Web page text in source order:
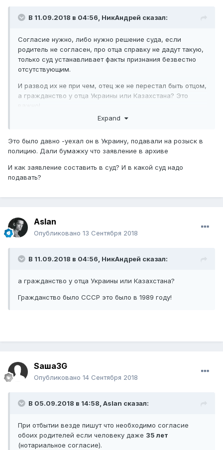
В 11.09.2018 в 04:56, НикАндрей сказал:
Согласие нужно, либо нужно решение суда, если
родитель не согласен, про отца справку не дадут такую,
только суд устанавливает факты признания безвестно
отсутствующим.
И развод их не при чем, отец же не перестал быть отцом,
а гражданство у отца Украины или Казахстана? Это
ажно!
Expand
Это было давно -уехал он в Украину, подавали на розыск в
полицию. Дали бумажку что заявление в архиве
И как заявление составить в суд? И в какой суд надо
подавать?
Aslan
Опубликовано 13 Сентября 2018
В 11.09.2018 в 04:56, НикАндрей сказал:
а гражданство у отца Украины или Казахстана?
Гражданство было СССР это было в 1989 году!
Sаша3G
Опубликовано 14 Сентября 2018
В 05.09.2018 в 14:58, Aslan сказал:
При отбытии везде пишут что необходимо согласие
обоих родителей если человеку даже 35 лет
(нотариальное согласие).